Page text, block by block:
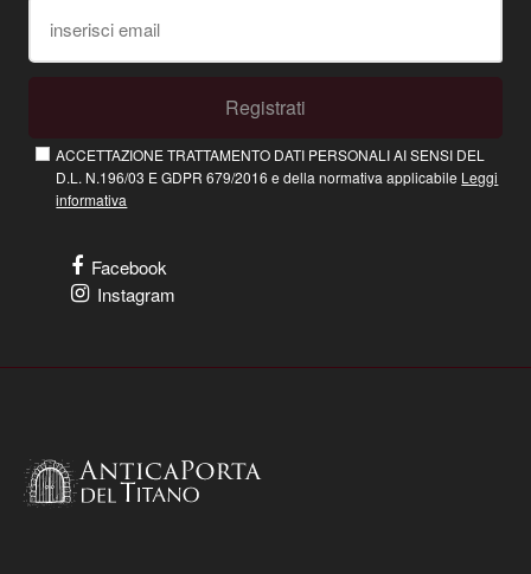
Registrati
ACCETTAZIONE TRATTAMENTO DATI PERSONALI AI SENSI DEL
D.L. N.196/03 E GDPR 679/2016 e della normativa applicabile Leggi
informativa
Facebook
Instagram